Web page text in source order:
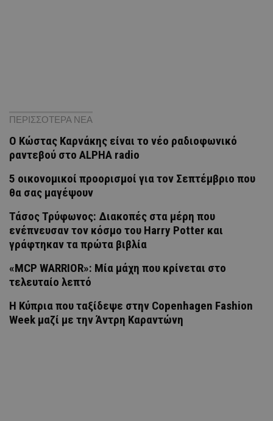
ΠΕΡΙΣΣΟΤΕΡΑ ΝΕΑ
Ο Κώστας Καρνάκης είναι το νέο ραδιοφωνικό
ραντεβού στο ALPHA radio
5 οικονομικοί προορισμοί για τον Σεπτέμβριο που
θα σας μαγέψουν
Τάσος Τρύφωνος: Διακοπές στα μέρη που
ενέπνευσαν τον κόσμο του Harry Potter και
γράφτηκαν τα πρώτα βιβλία
«MCP WARRIOR»: Μία μάχη που κρίνεται στο
τελευταίο λεπτό
Η Κύπρια που ταξίδεψε στην Copenhagen Fashion
Week μαζί με την Άντρη Καραντώνη